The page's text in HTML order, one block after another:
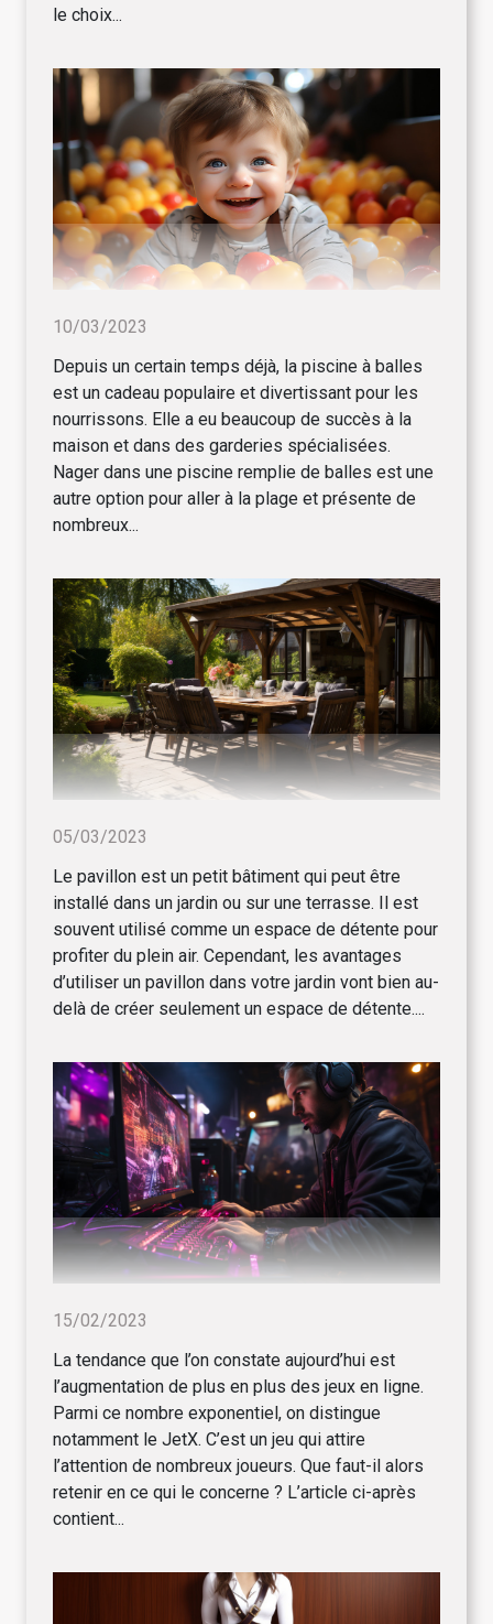
le choix...
10/03/2023
Depuis un certain temps déjà, la piscine à balles
est un cadeau populaire et divertissant pour les
nourrissons. Elle a eu beaucoup de succès à la
maison et dans des garderies spécialisées.
Nager dans une piscine remplie de balles est une
autre option pour aller à la plage et présente de
nombreux...
05/03/2023
Le pavillon est un petit bâtiment qui peut être
installé dans un jardin ou sur une terrasse. Il est
souvent utilisé comme un espace de détente pour
profiter du plein air. Cependant, les avantages
d’utiliser un pavillon dans votre jardin vont bien au-
delà de créer seulement un espace de détente....
15/02/2023
La tendance que l’on constate aujourd’hui est
l’augmentation de plus en plus des jeux en ligne.
Parmi ce nombre exponentiel, on distingue
notamment le JetX. C’est un jeu qui attire
l’attention de nombreux joueurs. Que faut-il alors
retenir en ce qui le concerne ? L’article ci-après
contient...